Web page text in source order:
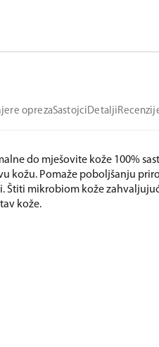
oprezaSastojciDetalji
do mješovite kože 100%
kožu. Pomaže poboljšanju
Štiti mikrobiom kože
kože.